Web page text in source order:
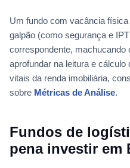
Um fundo com vacância
galpão (como segurança e
correspondente, machucando
aprofundar na leitura e
vitais da renda imobiliária,
sobre Métricas de Análise.
Fundos de
pena investir em